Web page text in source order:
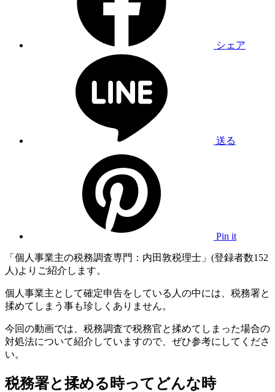
シェア
送る
Pin it
「個人事業主の税務調査専門：内田敦税理士」(登録者数152
人)よりご紹介します。
個人事業主として確定申告をしている人の中には、税務署と
揉めてしまう事も珍しくありません。
今回の動画では、税務調査で税務官と揉めてしまった場合の
対処法について紹介していますので、ぜひ参考にしてくださ
い。
税務署と揉める時ってどんな時